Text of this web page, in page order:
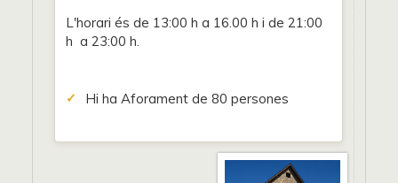
L'horari és de 13:00 h a 16.00 h i de 21:00
h a 23:00 h.
Hi ha Aforament de 80 persones